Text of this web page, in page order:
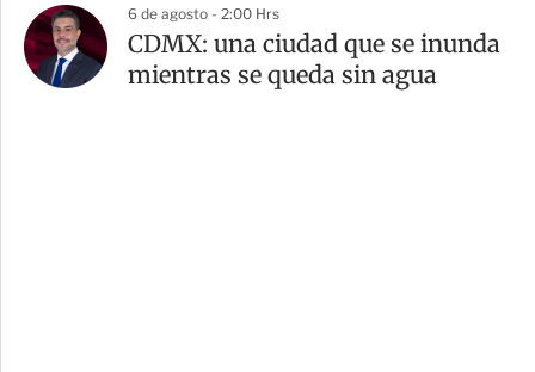
6 de agosto - 2:00 Hrs
CDMX: una ciudad que se inunda
mientras se queda sin agua